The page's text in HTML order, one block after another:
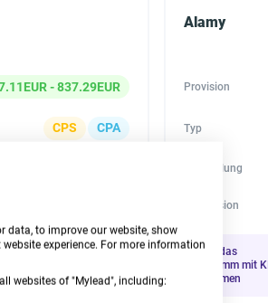
- 837.29EUR
CPS CPA
Alamy
Provision
Typ
Auszahlung
Conversion
Fasse das
Programm mit KI
zusammen
data, to improve our website, show
experience. For more information
websites of "Mylead", including: